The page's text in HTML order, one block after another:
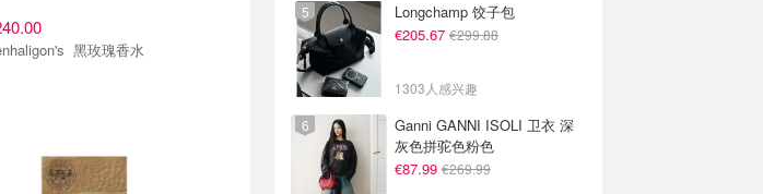
Penhaligon's 黑玫瑰香水
Longchamp 饺子包
€205.67 €299.88
1303人感兴趣
Ganni GANNI ISOLI 卫衣 深
灰色拼驼色粉色
€87.99 €269.99